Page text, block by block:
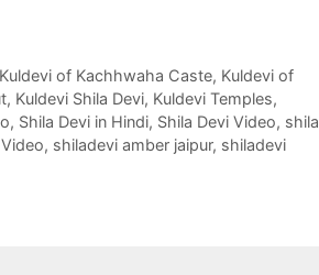
Kuldevi of Kachhwaha Caste, Kuldevi of
, Kuldevi Shila Devi, Kuldevi Temples,
, Shila Devi in Hindi, Shila Devi Video, shila
, shiladevi amber jaipur, shiladevi